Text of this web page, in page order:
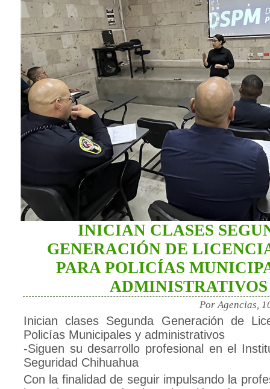
INICIAN CLASES
GENERACIÓN DE
PARA POLICÍAS
ADMINISTRATIVOS
Por Agencias,
Inician clases Segunda Generación de
Policías Municipales y administrativos
-Siguen su desarrollo profesional en el
Seguridad Chihuahua
Con la finalidad de seguir impulsando la